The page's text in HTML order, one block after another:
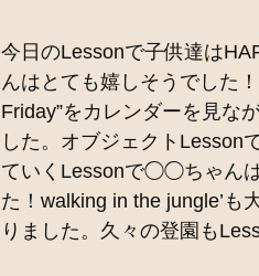
今日のLessonで子供達は
んはとても嬉しそうでした
Friday”をカレンダーを見な
した。オブジェクトLesson
ていくLessonで◯◯ちゃん
た！walking in the jungle’も
りました。久々の登園も